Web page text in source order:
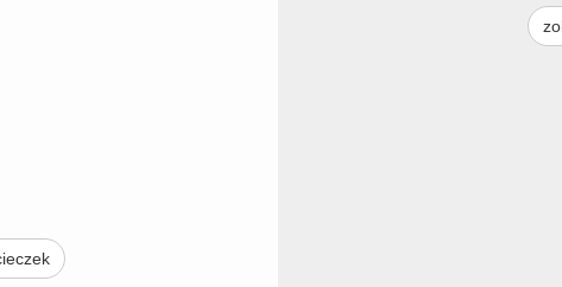
jest do usunięcia. Praktycznie
środku i pochylone na jezdnię.